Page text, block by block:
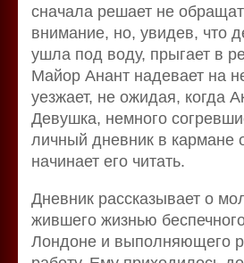
сначала решает не
внимание, но, увидев, что
ушла под воду, прыгает в
Майор Анант надевает на
уезжает, не ожидая, когда
Девушка, немного
личный дневник в кармане
начинает его читать.
Дневник рассказывает о
жившего жизнью
Лондоне и выполняющего